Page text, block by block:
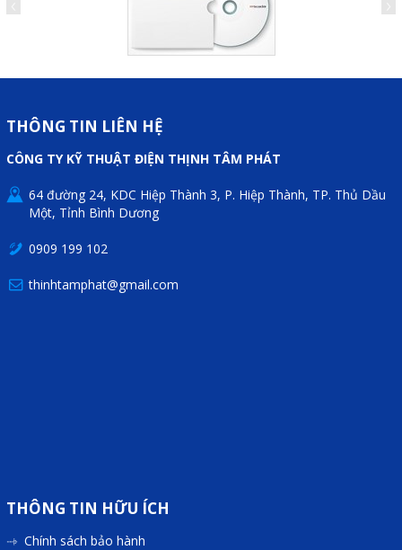
THÔNG TIN LIÊN HỆ
CÔNG TY KỸ THUẬT ĐIỆN THỊNH TÂM PHÁT
64 đường 24, KDC Hiệp Thành 3, P. Hiệp Thành, TP. Thủ Dầu
Một, Tỉnh Bình Dương
0909 199 102
thinhtamphat@gmail.com
THÔNG TIN HỮU ÍCH
Chính sách bảo hành